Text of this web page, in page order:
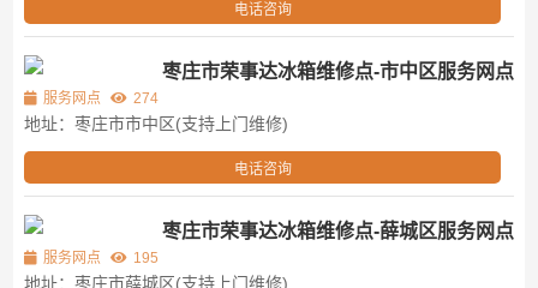
电话咨询
枣庄市荣事达冰箱维修点-市中区服务网点
服务网点 274
地址：枣庄市市中区(支持上门维修)
电话咨询
枣庄市荣事达冰箱维修点-薛城区服务网点
服务网点 195
地址：枣庄市薛城区(支持上门维修)